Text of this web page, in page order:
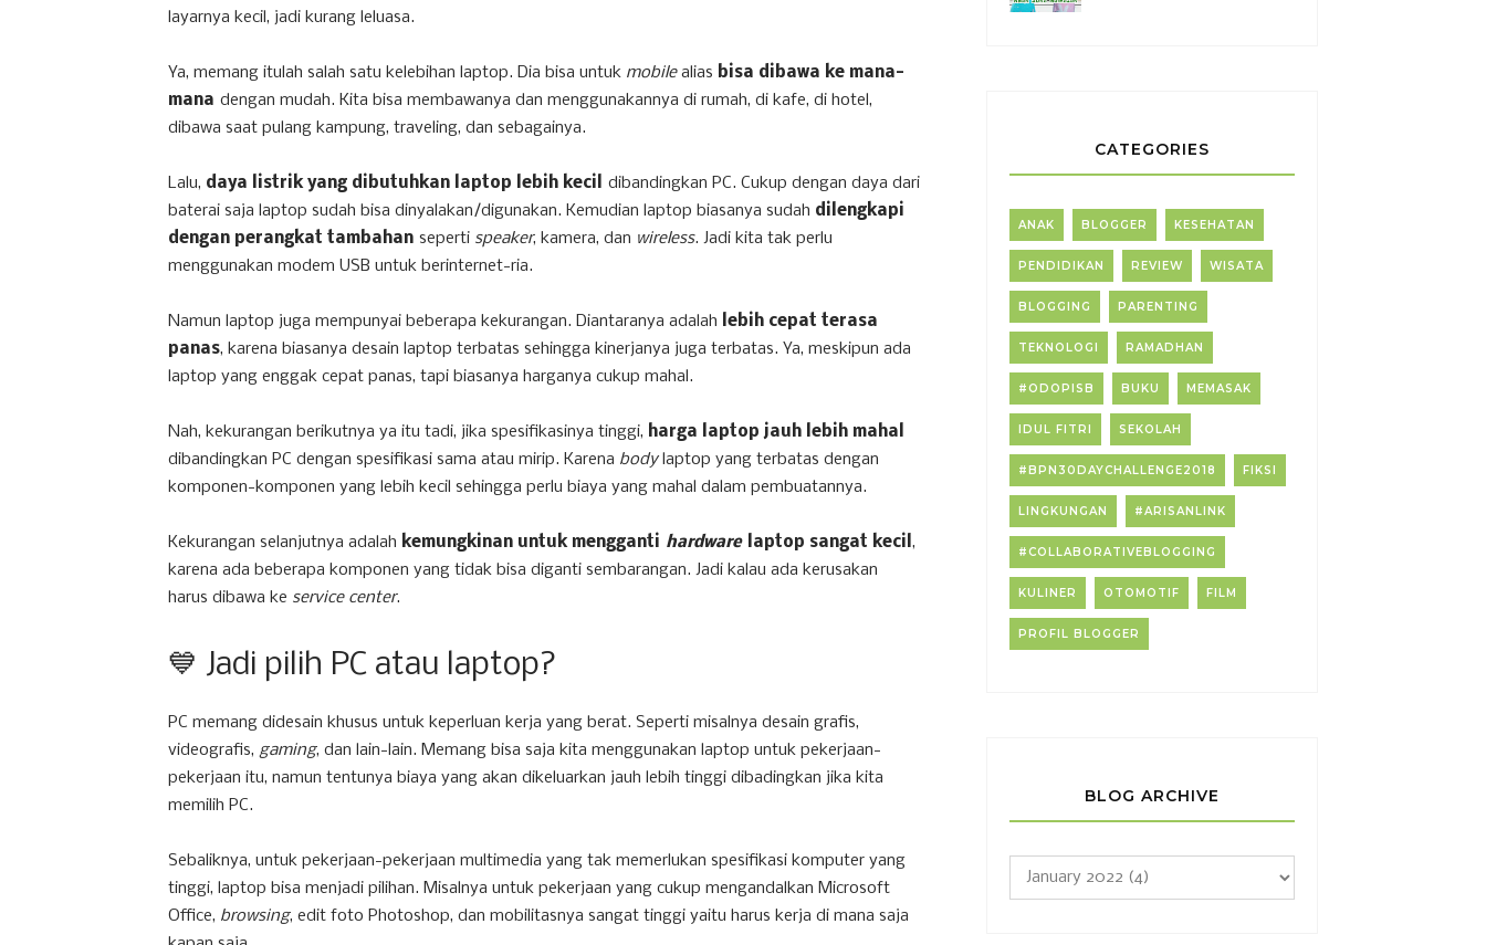
layarnya kecil, jadi kurang leluasa.
Ya, memang itulah salah satu kelebihan laptop. Dia bisa untuk mobilealias bisa dibawa ke mana-
mana dengan mudah. Kita bisa membawanya dan menggunakannya di rumah, di kafe, di hotel,
dibawa saat pulang kampung, traveling, dan sebagainya.
Lalu, daya listrik yang dibutuhkan laptop lebih kecil dibandingkan PC. Cukup dengan daya dari
baterai saja laptop sudah bisa dinyalakan/digunakan. Kemudian laptop biasanya sudah dilengkapi
dengan perangkat tambahan seperti speaker, kamera, dan wireless. Jadi kita tak perlu
menggunakan modem USB untuk berinternet-ria.
Namun laptop juga mempunyai beberapa kekurangan. Diantaranya adalah
lebih cepat terasa
panas, karena biasanya desain laptop terbatas sehingga kinerjanya juga terbatas. Ya, meskipun ada
laptop yang enggak cepat panas, tapi biasanya harganya cukup mahal.
Nah, kekurangan berikutnya ya itu tadi, jika spesifikasinya tinggi, harga laptop jauh lebih mahal
dibandingkan PC dengan spesifikasi sama atau mirip. Karena body laptop yang terbatas dengan
komponen-komponen yang lebih kecil sehingga perlu biaya yang mahal dalam pembuatannya.
Kekurangan selanjutnya adalah kemungkinan untuk mengganti hardware laptop sangat kecil ,
karena ada beberapa komponen yang tidak bisa diganti sembarangan. Jadi kalau ada kerusakan
harus dibawa ke service center.
💙 Jadi pilih PC atau laptop?
PC memang didesain khusus untuk keperluan kerja yang berat. Seperti misalnya desain grafis,
videografis, gaming, dan lain-lain. Memang bisa saja kita menggunakan laptop untuk pekerjaan-
pekerjaan itu, namun tentunya biaya yang akan dikeluarkan jauh lebih tinggi dibadingkan jika kita
memilih PC.
Sebaliknya, untuk pekerjaan-pekerjaan multimedia yang tak memerlukan spesifikasi komputer yang
tinggi, laptop bisa menjadi pilihan. Misalnya untuk pekerjaan yang cukup mengandalkan Microsoft
Office, browsing, edit foto Photoshop, dan mobilitasnya sangat tinggi yaitu harus kerja di mana saja
CATEGORIES
ANAK BLOGGER KESEHATAN
PENDIDIKAN REVIEW WISATA
BLOGGING PARENTING
TEKNOLOGI RAMADHAN
#ODOPISB BUKU MEMASAK
IDUL FITRI SEKOLAH
#BPN30DAYCHALLENGE2018 FIKSI
LINGKUNGAN #ARISANLINK
#COLLABORATIVEBLOGGING
KULINER OTOMOTIF FILM
PROFIL BLOGGER
BLOG ARCHIVE